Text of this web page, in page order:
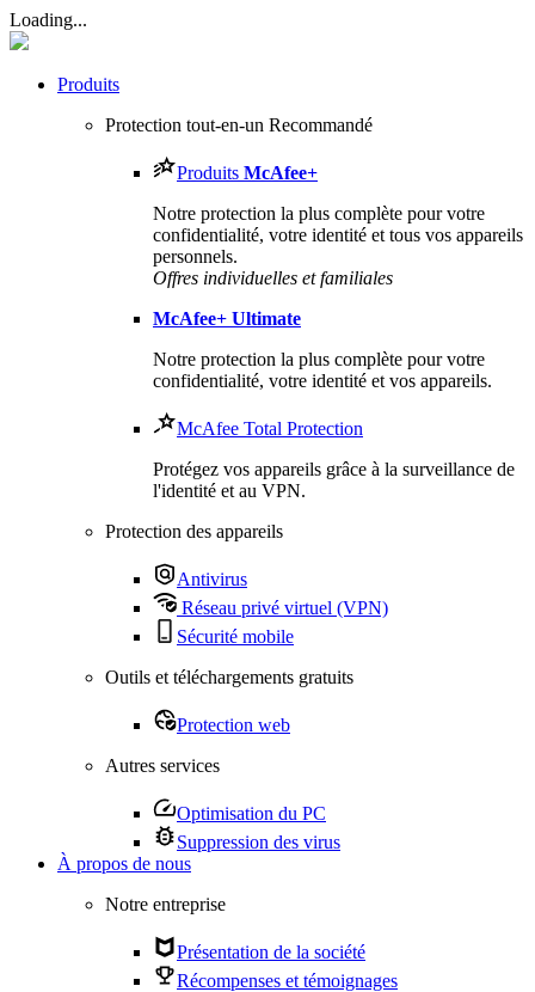
Loading...
Produits
Protection tout-en-un Recommandé
Produits McAfee+
Notre protection la plus complète pour votre
confidentialité, votre identité et tous vos appareils
personnels.​
Offres individuelles et familiales
McAfee+ Ultimate
Notre protection la plus complète pour votre
confidentialité, votre identité et vos appareils.
McAfee Total Protection
Protégez vos appareils grâce à la surveillance de
l'identité et au VPN.
Protection des appareils
Antivirus
Réseau privé virtuel (VPN)
Sécurité mobile
Outils et téléchargements gratuits
Protection web
Autres services
Optimisation du PC
Suppression des virus
À propos de nous
Notre entreprise
Présentation de la société
Récompenses et témoignages